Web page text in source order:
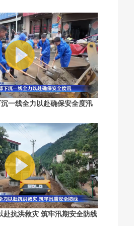
一线全力以赴确保安全度汛
赴抗洪救灾 筑牢汛期安全防线